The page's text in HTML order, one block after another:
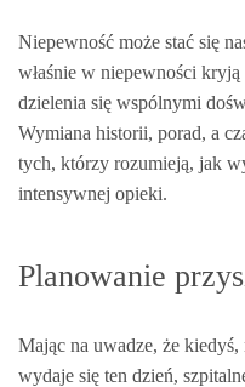
Niepewność może stać się
właśnie w niepewności
dzielenia się wspólnymi
Wymiana historii, porad, a
tych, którzy rozumieją, jak
intensywnej opieki.
Planowanie
Mając na uwadze, że
wydaje się ten dzień,